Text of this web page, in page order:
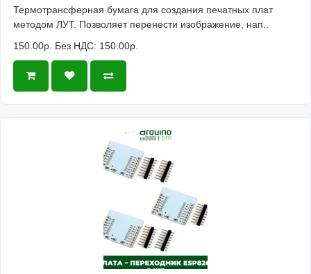
Термотрансферная бумага для создания печатных плат
методом ЛУТ. Позволяет перенести изображение, нап..
150.00р. Без НДС: 150.00р.